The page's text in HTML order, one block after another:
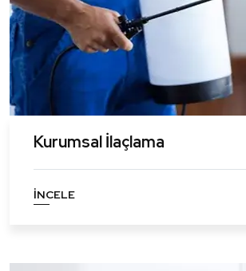
Kurumsal İlaçlama
İNCELE